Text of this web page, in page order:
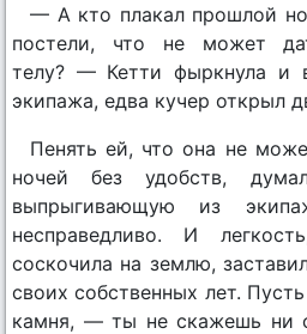
— А кто плакал прошлой
постели, что не может
телу? — Кетти фыркнула и
экипажа, едва кучер открыл
Пенять ей, что она не
ночей без удобств,
выпрыгивающую из
несправедливо. И
соскочила на землю,
своих собственных лет.
камня, — ты не скажешь ни